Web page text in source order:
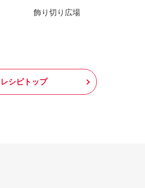
飾り切り広場
レシピトップ